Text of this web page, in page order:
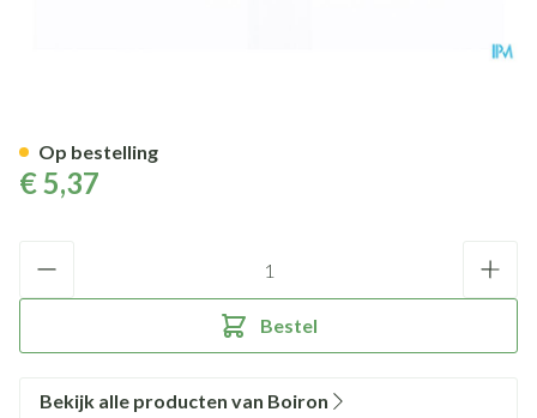
€ 5,37
Bestel
Op bestelling
Bekijk alle producten van Boiron